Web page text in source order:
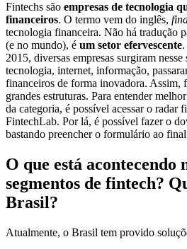
Fintechs são empresas de tecnologia
financeiros. O termo vem do inglês,
tecnologia financeira. Não há tradução
(e no mundo), é um setor efervescente
2015, diversas empresas surgiram
tecnologia, internet, informação,
financeiros de forma inovadora. Assim,
grandes estruturas. Para entender
da categoria, é possível acessar o
FintechLab. Por lá, é possível fazer o
bastando preencher o formulário ao
O que está acontecendo
segmentos de fintech?
Brasil?
Atualmente, o Brasil tem provido